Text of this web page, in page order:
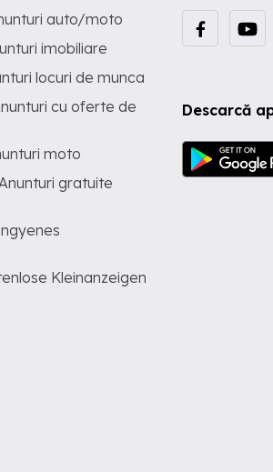
Descarcă
auto/moto
imobiliare
locuri de munca
cu oferte de
moto
gratuite
Kleinanzeigen